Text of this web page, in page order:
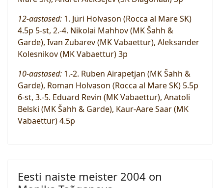
12-aastased: 1. Jüri Holvason (Rocca al Mare SK)
4.5p 5-st, 2.-4. Nikolai Mahhov (MK Šahh &
Garde), Ivan Zubarev (MK Vabaettur), Aleksander
Kolesnikov (MK Vabaettur) 3p
10-aastased: 1.-2. Ruben Airapetjan (MK Šahh &
Garde), Roman Holvason (Rocca al Mare SK) 5.5p
6-st, 3.-5. Eduard Revin (MK Vabaettur), Anatoli
Belski (MK Šahh & Garde), Kaur-Aare Saar (MK
Vabaettur) 4.5p
Eesti naiste meister 2004 on